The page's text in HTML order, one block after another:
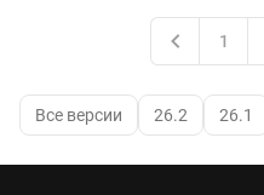
1
Все версии 26.2 26.1